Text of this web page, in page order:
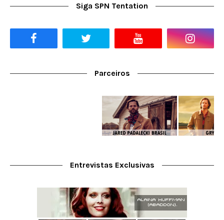
Siga SPN Tentation
Parceiros
Entrevistas Exclusivas